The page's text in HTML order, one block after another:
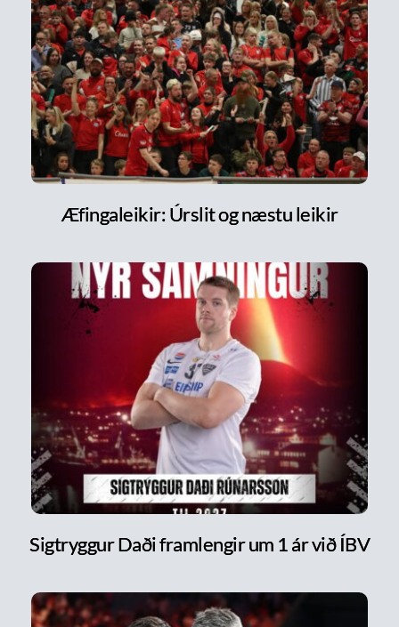
Æfingaleikir: Úrslit og næstu leikir
Sigtryggur Daði framlengir um 1 ár við ÍBV